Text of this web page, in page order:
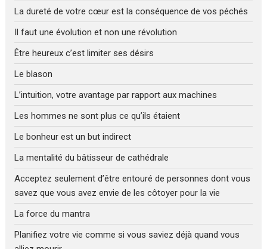
La dureté de votre cœur est la conséquence de vos péchés
Il faut une évolution et non une révolution
Être heureux c’est limiter ses désirs
Le blason
L’intuition, votre avantage par rapport aux machines
Les hommes ne sont plus ce qu’ils étaient
Le bonheur est un but indirect
La mentalité du bâtisseur de cathédrale
Acceptez seulement d’être entouré de personnes dont vous
savez que vous avez envie de les côtoyer pour la vie
La force du mantra
Planifiez votre vie comme si vous saviez déjà quand vous